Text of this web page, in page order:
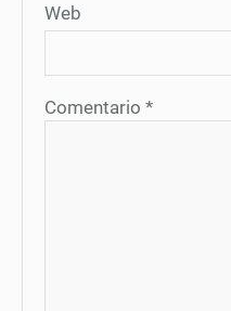
Web
Comentario *